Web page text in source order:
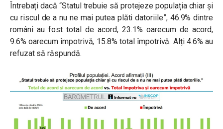
Întrebați dacă “Statul trebuie să protejeze populația chiar și
cu riscul de a nu ne mai putea plăti datoriile”, 46.9% dintre
români au fost total de acord, 23.1% oarecum de acord,
9.6% oarecum împotrivă, 15.8% total împotrivă. Alți 4.6% au
refuzat să răspundă.